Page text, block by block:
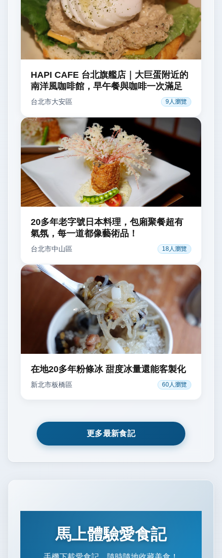
HAPI CAFE 台北旗艦店｜大巨蛋附近的
南洋風咖啡館，早午餐與咖啡一次滿足
台北市大安區 9 人瀏覽
20多年老字號日本料理，包廂聚餐超有
氣氛，每一道都像藝術品！
台北市中山區 18 人瀏覽
在地20多年粉條冰 甜度冰量還能客製化
新北市板橋區 60 人瀏覽
更多最新食記
馬上體驗愛食記